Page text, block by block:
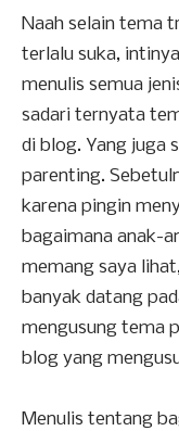
Naah selain tema
terlalu suka,
menulis semua
sadari ternyata
di blog. Yang juga
parenting.
karena pingin
bagaimana anak-
memang saya
banyak datang
mengusung tema
blog yang
Menulis tentang